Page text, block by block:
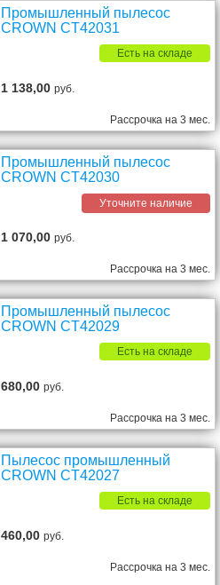
Промышленный пылесос
CROWN CT42031
Есть на складе
1 138,00руб.
Рассрочка на 3 мес.
Промышленный пылесос
CROWN CT42030
Уточните наличие
1 070,00руб.
Рассрочка на 3 мес.
Промышленный пылесос
CROWN CT42029
Есть на складе
680,00руб.
Рассрочка на 3 мес.
Пылесос промышленный
CROWN CT42027
Есть на складе
460,00руб.
Рассрочка на 3 мес.